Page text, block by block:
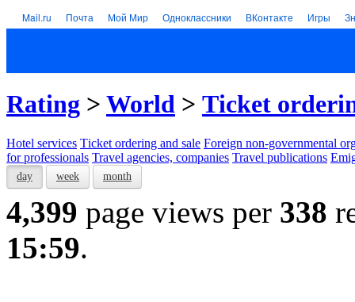
Mail.ru Почта Мой Мир Одноклассники ВКонтакте Игры
Rating > World > Тicket
Hotel services Тicket ordering and sale Foreign non-governmental
for professionals Travel agencies, companies Travel publications
day week month
4,399 page views per 338
15:59.